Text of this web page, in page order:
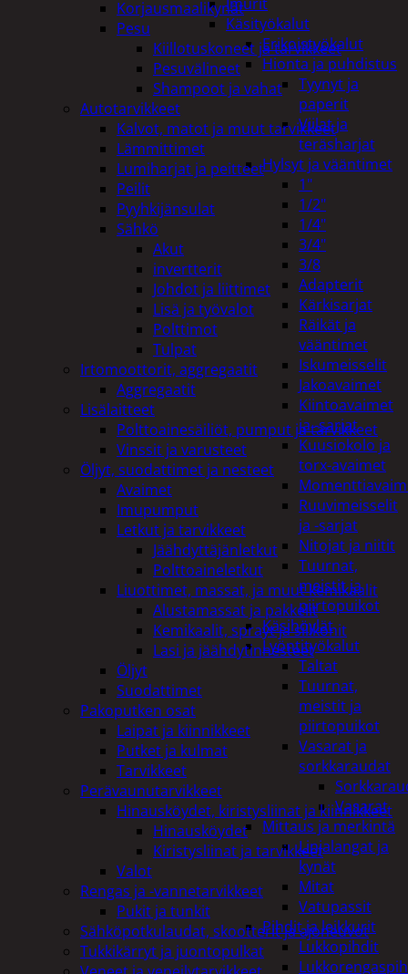
Käsityökalut
Erikoistyökalut
Hionta ja puhdistus
Tyynyt ja
paperit
Viilat ja
teräsharjat
Hylsyt ja vääntimet
1"
1/2"
1/4"
3/4"
3/8
Adapterit
Kärkisarjat
Räikät ja
vääntimet
Iskumeisselit
Jakoavaimet
Kiintoavaimet
ja -sarjat
Kuusiokolo ja
torx-avaimet
Ruuvimeisselit
ja -sarjat
Nitojat ja niitit
Tuurnat,
meistit ja
piirtopuikot
Käsihöylät
Lyöntityökalut
Taltat
Tuurnat,
meistit ja
piirtopuikot
Vasarat ja
sorkkaraudat
Vasarat
Mittaus ja merkintä
Linjalangat ja
kynät
Mitat
Vatupassit
Pihdit ja leikkurit
Lukkopihdit
Korjausmaalikynät
Pesu
Kiillotuskoneet ja tarvikkeet
Pesuvälineet
Shampoot ja vahat
Autotarvikkeet
Kalvot, matot ja muut tarvikkeet
Lämmittimet
Lumiharjat ja peitteet
Peilit
Pyyhkijänsulat
Sähkö
Akut
invertterit
Johdot ja liittimet
Lisä ja työvalot
Polttimot
Tulpat
Irtomoottorit, aggregaatit
Aggregaatit
Lisälaitteet
Polttoainesäiliöt, pumput ja tarvikkeet
Vinssit ja varusteet
Öljyt, suodattimet ja nesteet
Avaimet
Imupumput
Letkut ja tarvikkeet
Jäähdyttäjänletkut
Polttoaineletkut
Liuottimet, massat, ja muut kemikaalit
Alustamassat ja pakkelit
Kemikaalit, sprayt ja silikonit
Lasi ja jäähdytinnesteet
Öljyt
Suodattimet
Pakoputken osat
Laipat ja kiinnikkeet
Putket ja kulmat
Tarvikkeet
Perävaunutarvikkeet
Hinausköydet, kiristysliinat ja kiinnikkeet
Hinausköydet
Kiristysliinat ja tarvikkeet
Valot
Rengas ja -vannetarvikkeet
Pukit ja tunkit
Sähköpotkulaudat, skootterit ja ajoneuvot
Tukkikärryt ja juontopulkat